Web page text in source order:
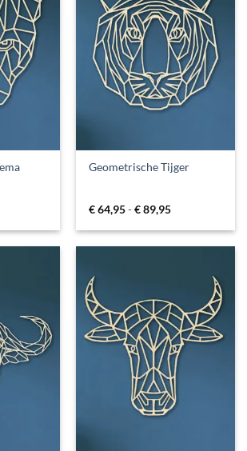
Geometrische Tijger
€64,95-€89,95Prijsklasse:
tot